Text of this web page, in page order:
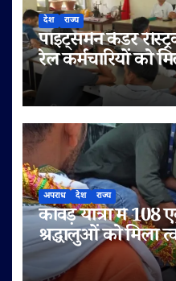
देश राज्य
पॉइंट्समैन कैडर
रेल कर्मचारियों को
अपराध देश राज्य
कांवड़ यात्रा में 108
श्रद्धालुओं को मिला